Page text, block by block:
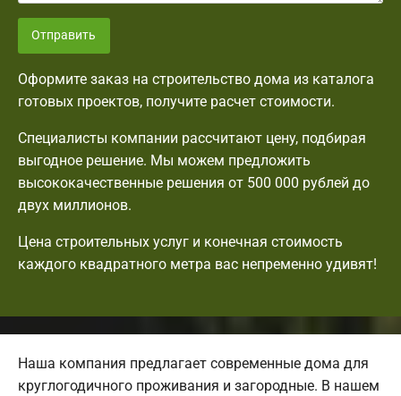
Отправить
Оформите заказ на строительство дома из каталога
готовых проектов, получите расчет стоимости.
Специалисты компании рассчитают цену, подбирая
выгодное решение. Мы можем предложить
высококачественные решения от 500 000 рублей до
двух миллионов.
Цена строительных услуг и конечная стоимость
каждого квадратного метра вас непременно удивят!
Наша компания предлагает современные дома для
круглогодичного проживания и загородные. В нашем